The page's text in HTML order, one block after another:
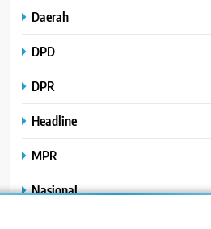
Daerah
DPD
DPR
Headline
MPR
Nasional